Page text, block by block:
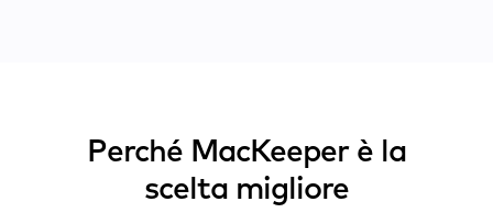
Perché MacKeeper è la
scelta migliore